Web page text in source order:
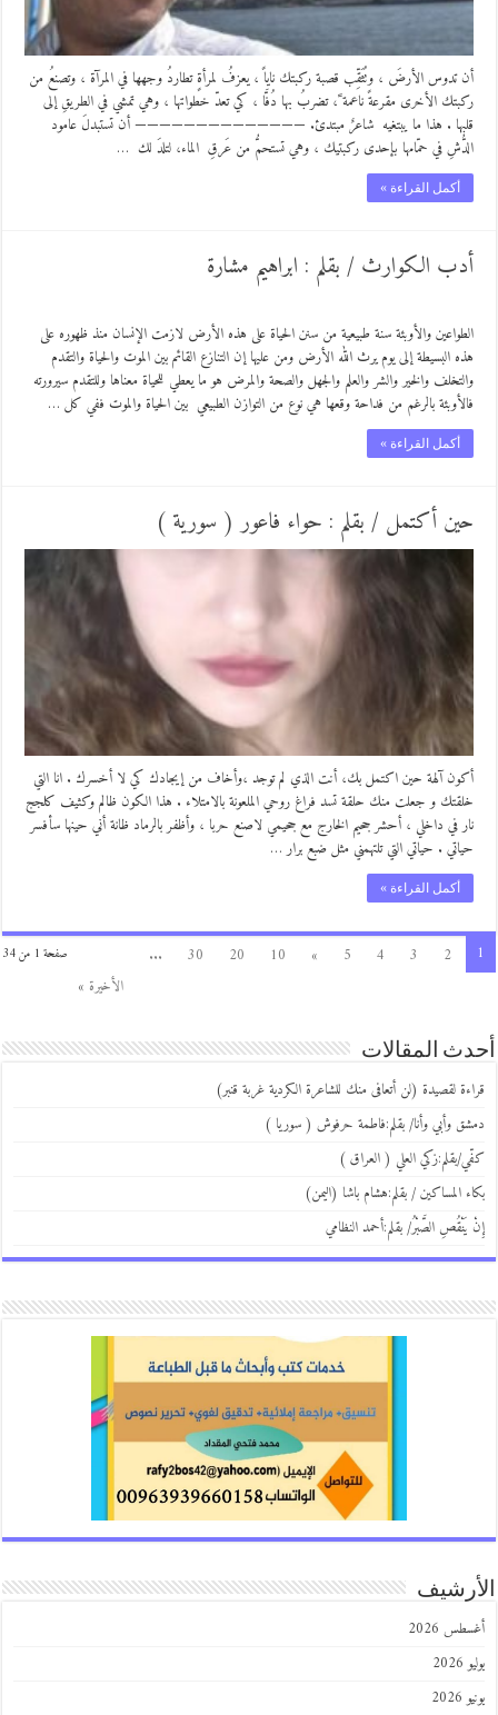
أن تدوس الأرضَ ، وتُثَقِّب قصبة ركبتك ناياً ، يعزفُ لمرأةٍ تطاردُ وجهها في المرآة ، وتصنعُ من
ركبتك الأخرى مقرعةً ناعمة ً، تضربُ بها دُفَّا ، كي تعدّ خطواتها ، وهي تمشي في الطريقِ إلى
قلبها . هذا ما يبتغيه شاعرٌ مبتدئ. —————————————— أن تستبدلَ عامود
الدُّشِ في حمّامها بإحدى ركبتيك ، وهي تستحمُّ من عَرقِ الماء، لتلدَ لك …
أكمل القراءة »
أدب الكوارث / بقلم : ابراهيم مشارة
الطواعين والأوبئة سنة طبيعية من سنن الحياة على هذه الأرض لازمت الإنسان منذ ظهوره على
هذه البسيطة إلى يوم يرث الله الأرض ومن عليها إن التنازع القائم بين الموت والحياة والتقدم
والتخلف والخير والشر والعلم والجهل والصحة والمرض هو ما يعطي للحياة معناها وللتقدم سيرورته
فالأوبئة بالرغم من فداحة وقعها هي نوع من التوازن الطبيعي بين الحياة والموت ففي كل …
أكمل القراءة »
حين أكتمل / بقلم : حواء فاعور ( سورية )
أكون آلهة حين اكتمل بك، أنت الذي لم توجد ،وأخاف من إيجادك كي لا أخسرك . انا التي
خلقتك و جعلت منك حلقة تسد فراغ روحي الملعونة بالامتلاء . هذا الكون ظالم وكثيف كلجج
نار في داخلي ، أحشر جحيم الخارج مع جحيمي لاصنع حربا ، وأظفر بالرماد ظانة أني حينها سأفسر
حياتي . حياتي التي تلتهمني مثل ضبع برار …
أكمل القراءة »
صفحة 1 من 34 1
2
3
4
5
»
10
20
30
...
الأخيرة »
أحدث المقالات
قراءة لقصيدة (لن أتعافى منك للشاعرة الكردية غربة قنبر)
دمشق وأبي وأنا/ بقلم:فاطمة حرفوش ( سوريا )
كفّي/بقلم:زكي العلي ( العراق )
بكاء المساكين / بقلم:هشام باشا (اليمن)
إِنْ يَنْقُصِ الصَّبْرُ/ بقلم:أحمد النظامي
الأرشيف
أغسطس 2026
يوليو 2026
يونيو 2026